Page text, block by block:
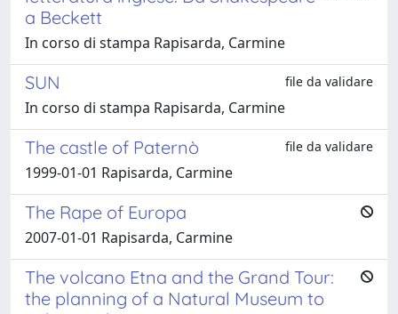
a Beckett
In corso di stampa Rapisarda, Carmine
SUN file da validare
In corso di stampa Rapisarda, Carmine
The castle of Paternò file da validare
1999-01-01 Rapisarda, Carmine
The Rape of Europa
2007-01-01 Rapisarda, Carmine
The volcano Etna and the Grand Tour:
the planning of a Natural Museum to